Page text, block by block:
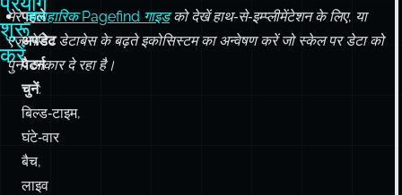
प्रयोग
शुरू
करें
पहले
अपडेट
पैटर्न
मेरेव्यावहारिक Pagefind गाइड
एज‑नेटिव डेटाबेस के बढ़ते इकोसिस्टम का अन्वेषण करें जो स्केल पर डेटा को
पुनः आकार दे रहा है।